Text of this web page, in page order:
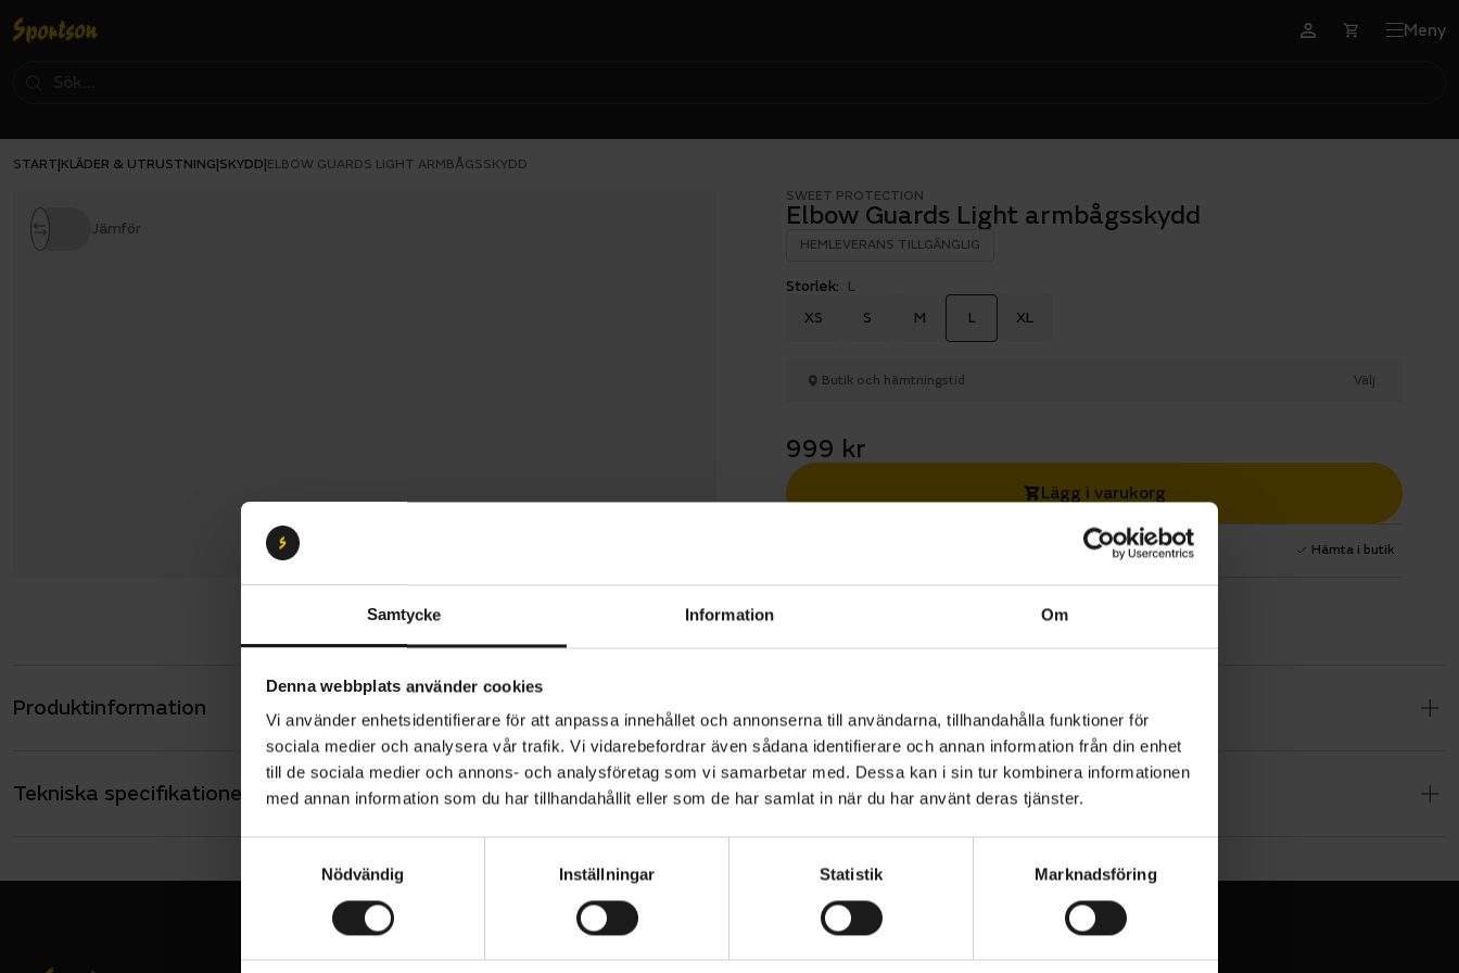
Samtycke Information Om
Denna webbplats använder cookies
Vi använder enhetsidentifierare för att anpassa innehållet och annonserna till användarna, tillhandahålla funktioner för
sociala medier och analysera vår trafik. Vi vidarebefordrar även sådana identifierare och annan information från din enhet
till de sociala medier och annons- och analysföretag som vi samarbetar med. Dessa kan i sin tur kombinera informationen
med annan information som du har tillhandahållit eller som de har samlat in när du har använt deras tjänster.
Nödvändig Inställningar Statistik Marknadsföring
Meny
START KLÄDER & UTRUSTNING SKYDD ELBOW GUARDS LIGHT ARMBÅGSSKYDD
Jämför
SWEET PROTECTION
Elbow Guards Light armbågsskydd
HEMLEVERANS TILLGÄNGLIG
Storlek: L
XS
S M L XL
Butik och hämtningstid Välj
999 kr
Lägg i varukorg
1 års fri service Hämta i butik
Produktinformation
Sweet Protection Elbow Guards Light ger ventilerande och bekvämt skydd.
Dessa armbågsskydd är designade för att användas hela dagen och håller
armbågarna skyddade mot skrubbsår och stötar.
för optimal prestanda.
Tekniska specifikationer Allmänt